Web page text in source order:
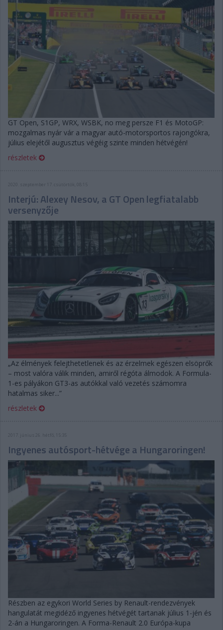
GT Open, S1GP, WRX, WSBK, no meg persze F1 és MotoGP:
mozgalmas nyár vár a magyar autó-motorsportos rajongókra,
július elejétől augusztus végéig szinte minden hétvégén!
részletek
2020. szeptember 17. csütörtök, 08:15
Interjú: Alexey Nesov, a GT Open legfiatalabb
versenyzője
„Az élmények felejthetetlenek és az érzelmek egészen elsöprők
– most valóra válik minden, amiről régóta álmodok. A Formula-
1-es pályákon GT3-as autókkal való vezetés számomra
hatalmas siker...”
részletek
2017. június 26. hétfő, 15:35
Ingyenes autósport-hétvége a Hungaroringen!
Részben az egykori World Series by Renault-rendezvények
hangulatát megidéző ingyenes hétvégét tartanak július 1-jén és
2-án a Hungaroringen. A Forma-Renault 2.0 Európa-kupa